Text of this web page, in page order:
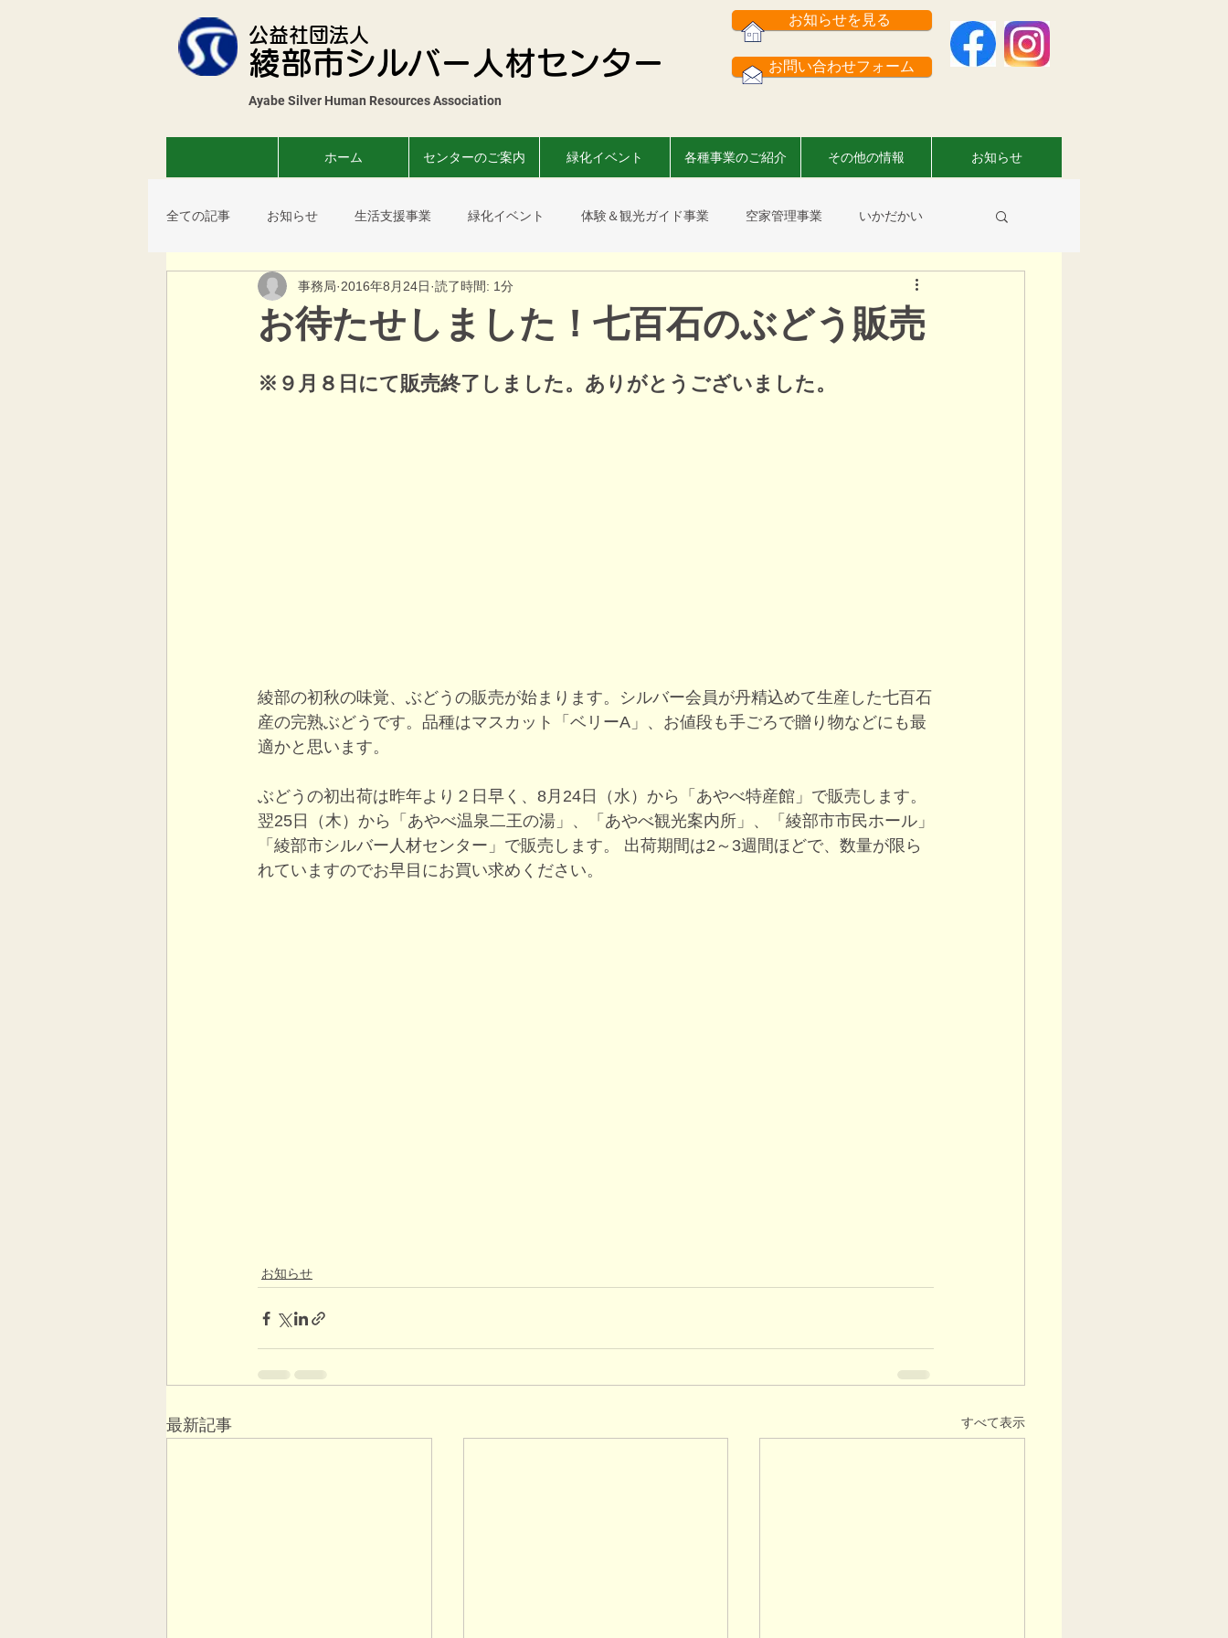
お知らせを見る
公益社団法人
綾部市シルバー人材センター お問い合わせフォーム
Ayabe Silver Human Resources Association​
ホーム センターのご案内 緑化イベント 各種事業のご紹介 その他の情報 お知らせ
全ての記事 お知らせ 生活支援事業 緑化イベント 体験＆観光ガイド事業 空家管理事業 いかだかい
薬草教室 コスモスまつり 菊花展 会員さんのお仕事情報
お待たせしました！七百石のぶどう販売
事務局 2016年8月24日 読了時間: 1分
※９月８日にて販売終了しました。ありがとうございました。
綾部の初秋の味覚、ぶどうの販売が始まります。シルバー会員が丹精込めて生産した七百石
産の完熟ぶどうです。品種はマスカット「ベリーA」、お値段も手ごろで贈り物などにも最
適かと思います。
ぶどうの初出荷は昨年より２日早く、8月24日（水）から「あやべ特産館」で販売します。
翌25日（木）から「あやべ温泉二王の湯」、「あやべ観光案内所」、「綾部市市民ホール」
「綾部市シルバー人材センター」で販売します。 出荷期間は2～3週間ほどで、数量が限ら
れていますのでお早目にお買い求めください。
お知らせ
最新記事 すべて表示